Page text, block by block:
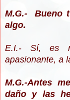
M.G.- Bueno
algo.
E.I.- Sí, es
apasionante, a
M.G.-Antes
daño y las